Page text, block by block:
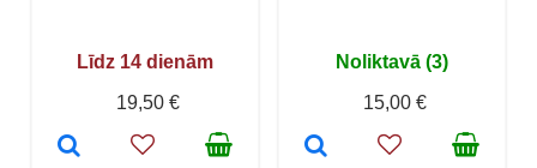
Līdz 14 dienām
19,50 €
Noliktavā (3)
15,00 €